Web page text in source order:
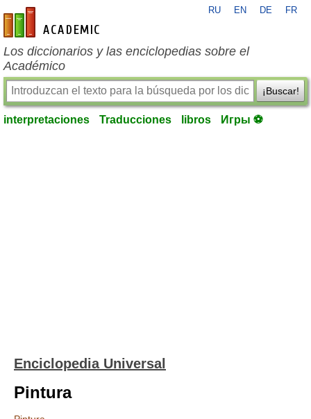
es-academic.com
RU EN DE FR
Los diccionarios y las enciclopedias sobre el
Académico
¡Buscar!
interpretaciones Traducciones libros Игры ⚽
Enciclopedia Universal
Pintura